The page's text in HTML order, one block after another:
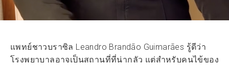
แพทย์ชาวบราซิล Leandro Brandão Guimarães รู้ดีว่า
โรงพยาบาลอาจเป็นสถานที่ที่น่ากลัว แต่สำหรับคนไข้ของ